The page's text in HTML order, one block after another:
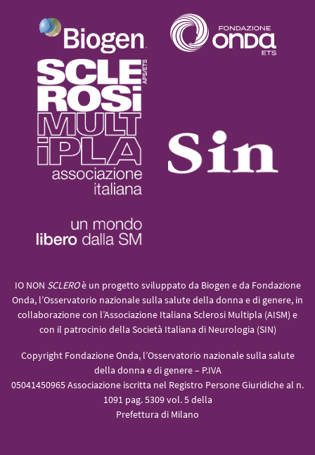
IO NON SCLEROè un progetto sviluppato da Biogen e da Fondazione
Onda, l’Osservatorio nazionale sulla salute della donna e di genere, in
collaborazione con l’Associazione Italiana Sclerosi Multipla (AISM) e
con il patrocinio della Società Italiana di Neurologia (SIN)
Copyright Fondazione Onda, l’Osservatorio nazionale sulla salute
della donna e di genere – P.IVA
05041450965 Associazione iscritta nel Registro Persone Giuridiche al n.
1091 pag. 5309 vol. 5 della
Prefettura di Milano